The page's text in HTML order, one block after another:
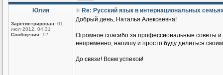
Юлия
Зарегистрирован: 01
июл 2012, 04:31
Сообщения: 12
Re: Русский язык в интернациональных
Добрый день, Наталья Алексеевна!
Огромное спасибо за профессиональные советы
непременно, напишу и просто буду делиться
До связи! Всем успехов!